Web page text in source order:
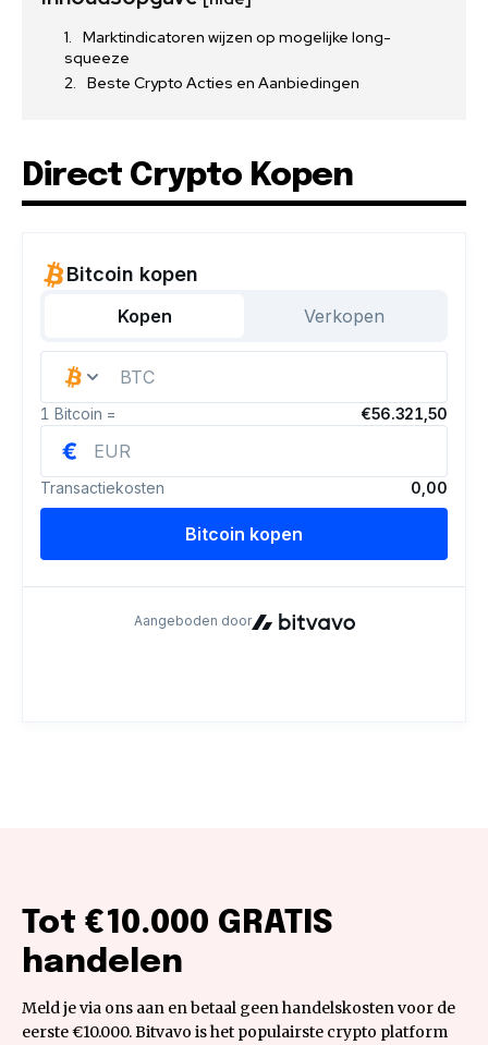
Marktindicatoren wijzen op mogelijke long-
squeeze
Beste Crypto Acties en Aanbiedingen
Direct Crypto Kopen
Tot €10.000 GRATIS
handelen
Meld je via ons aan en betaal geen handelskosten voor de
eerste €10.000. Bitvavo is het populairste crypto platform